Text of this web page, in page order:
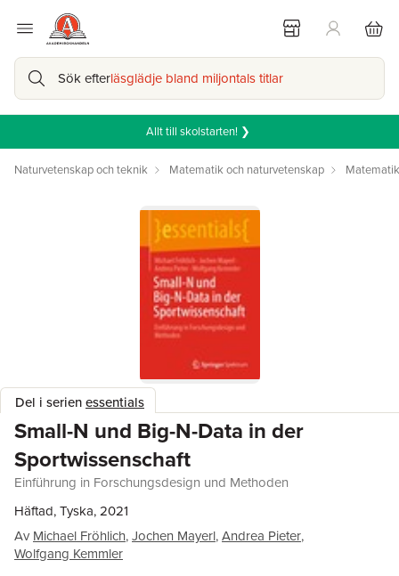
Sök efterläsglädje bland miljontals titlar
Allt till skolstarten! ❯
Naturvetenskap och teknik Matematik och naturvetenskap Matematik
Del i serienessentials
Small-N und Big-N-Data in der
Sportwissenschaft
Einführung in Forschungsdesign und Methoden
Häftad, Tyska, 2021
Av Michael Fröhlich,Jochen Mayerl,Andrea Pieter,
Wolfgang Kemmler